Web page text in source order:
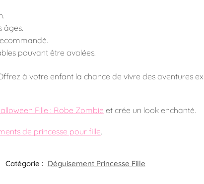
âges.
pouvant être avalées.
à votre enfant la chance de vivre des aventures
Fille : Robe Zombie et crée un look enchanté.
de princesse pour fille.
Catégorie : Déguisement Princesse Fille